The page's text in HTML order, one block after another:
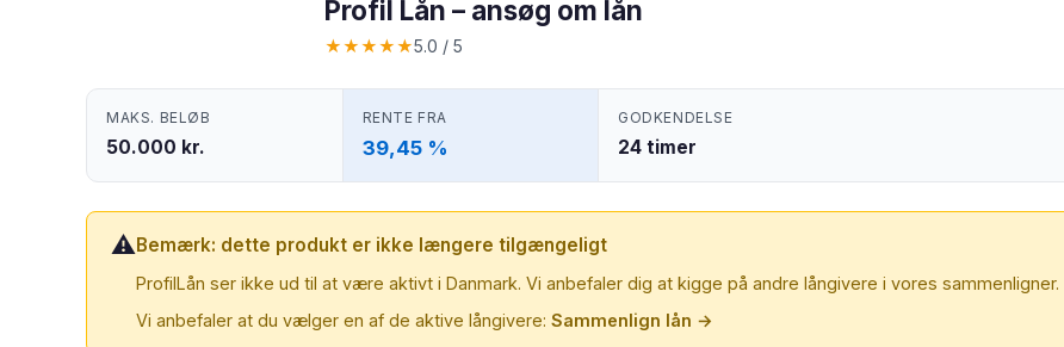
Profil Lån – ansøg om lån
★★★★★5.0 / 5
MAKS. BELØB
50.000 kr.
RENTE FRA
39,45 %
GODKENDELSE
24 timer
⚠️Bemærk: dette produkt er ikke længere tilgængeligt
ProfilLån ser ikke ud til at være aktivt i Danmark. Vi anbefaler dig at kigge på andre långivere i vores sammenligner.
Vi anbefaler at du vælger en af de aktive långivere: Sammenlign lån →